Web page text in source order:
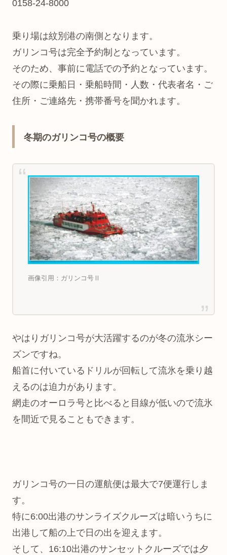
0158-24-8000
乗り場は紋別港の南側となります。
ガリンコ号は完全予約制となっています。
そのため、事前に電話での予約となっています。
その際に乗船日・乗船時間・人数・代表者名・ご
住所・ご連絡先・携帯番号を聞かれます。
冬期のガリンコ号の概要
画像引用：ガリンコ号Ⅱ
やはりガリンコ号が大活躍するのが冬の流氷シー
ズンですね。
船首に付いているドリルが回転して流氷を乗り越
えるのは迫力があります。
網走のオーロラ号と比べると目線が低いので流氷
を間近で見ることもできます。
ガリンコ号の一日の運航便は最大で7便運行しま
す。
特に6:00出港のサンライズクルーズは暗いうちに
出港して船の上で日の出を迎えます。
そして、16:10出港のサンセットクルーズでは夕